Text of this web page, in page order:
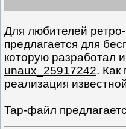
Для любителей
предлагается для
которую разработал
unaux_25917242. Как
реализация
Tap-файл